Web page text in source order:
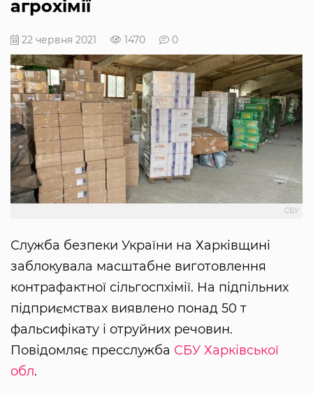
агрохімії
22 червня 2021 1470 0
СБУ
Служба безпеки України на Харківщині
заблокувала масштабне виготовлення
контрафактної сільгоспхімії. На підпільних
підприємствах виявлено понад 50 т
фальсифікату і отруйних речовин.
Повідомляє пресслужба СБУ Харківської
обл.